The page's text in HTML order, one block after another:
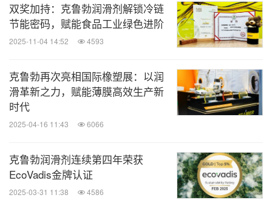
抗磨损和抗腐蚀性能。
克鲁勃润滑剂（ Klüber Lubrication）针对行星滚柱
丝杆的独特工况，提供了专业的润滑解决方案。克鲁
勃 ISOFLEX TOPAS NCA 52 润滑脂是专为滚珠丝
杆及行星滚柱丝杆设计的高性能产品。其先进的合成
烃与特殊钙皂基配方，确保在-50℃至130℃的极端
础油保证了低温下的顺畅启动，而其卓越的粘附性则
有效防止高速运行时润滑脂被甩脱。对于寻求提升行
双奖加持：克鲁勃润滑剂解锁冷链
节能密码，赋能食品工业绿色进阶
2025-11-04 14:52 4593
克鲁勃再次亮相国际橡塑展：以润
滑革新之力，赋能薄膜高效生产新
时代
2025-04-16 11:43 6066
克鲁勃润滑剂连续第四年荣获
EcoVadis金牌认证
2025-03-31 11:38 4586